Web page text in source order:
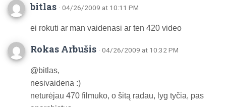
bitlas · 04/26/2009 at 10:11 PM
ei rokuti ar man vaidenasi ar ten 420 video
Rokas Arbušis · 04/26/2009 at 10:32 PM
@bitlas,
nesivaidena :)
neturėjau 470 filmuko, o šitą radau, lyg tyčia, pas